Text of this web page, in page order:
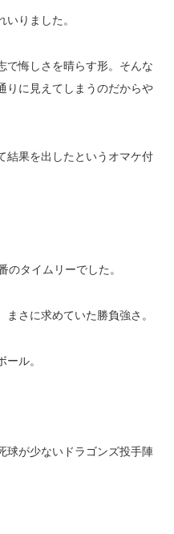
りました。
で悔しさを晴らす形。そんな
りに見えてしまうのだからや
結果を出したというオマケ付
のタイムリーでした。
さに求めていた勝負強さ。
ル。
球が少ないドラゴンズ投手陣